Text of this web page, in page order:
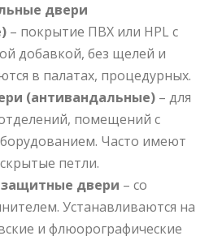
двери
– покрытие ПВХ или HPL с
добавкой, без щелей и
в палатах, процедурных.
(антивандальные) – для
помещений с
Часто имеют
петли.
двери – со
Устанавливаются на
и флюорографические